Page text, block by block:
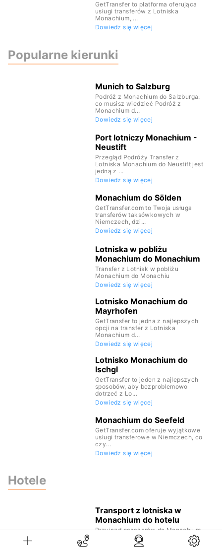
GetTransfer to platforma oferująca
usługi transferów z Lotniska
Monachium, ...
Dowiedz się więcej
Popularne kierunki
Munich to Salzburg
Podróż z Monachium do Salzburga:
co musisz wiedzieć Podróż z
Monachium d...
Dowiedz się więcej
Port lotniczy Monachium -
Neustift
Przegląd Podróży Transfer z
Lotniska Monachium do Neustift jest
jedną z ...
Dowiedz się więcej
Monachium do Sölden
GetTransfer.com to Twoja usługa
transferów taksówkowych w
Niemczech, dzi...
Dowiedz się więcej
Lotniska w pobliżu
Monachium do Monachium
Transfer z Lotnisk w pobliżu
Monachium do Monachiu
Dowiedz się więcej
Lotnisko Monachium do
Mayrhofen
GetTransfer to jedna z najlepszych
opcji na transfer z Lotniska
Monachium d...
Dowiedz się więcej
Lotnisko Monachium do
Ischgl
GetTransfer to jeden z najlepszych
sposobów, aby bezproblemowo
dotrzeć z Lo...
Dowiedz się więcej
Monachium do Seefeld
GetTransfer.com oferuje wyjątkowe
usługi transferowe w Niemczech, co
czy...
Dowiedz się więcej
Hotele
Transport z lotniska w
Monachium do hotelu
Przyjazd pasażerów do Monachium,
stolicy Bawarii w Niemczech, to
codziennoś...